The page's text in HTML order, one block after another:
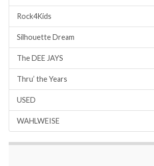
Rock4Kids
Silhouette Dream
The DEE JAYS
Thru’ the Years
USED
WAHLWEISE